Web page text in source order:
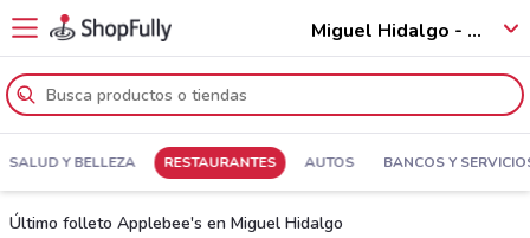
Miguel Hidalgo - 11250
SALUD Y BELLEZA RESTAURANTES AUTOS BANCOS Y
Último folleto Applebee's en Miguel Hidalgo